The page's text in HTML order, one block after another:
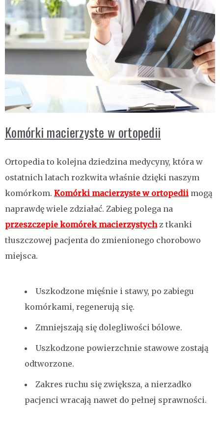
Komórki macierzyste w ortopedii
Ortopedia to kolejna dziedzina medycyny, która w
ostatnich latach rozkwita właśnie dzięki naszym
komórkom. Komórki macierzyste w ortopedii mogą
naprawdę wiele zdziałać. Zabieg polega na
przeszczepie komórek macierzystychz tkanki
tłuszczowej pacjenta do zmienionego chorobowo
miejsca.
Uszkodzone mięśnie i stawy, po zabiegu
komórkami, regenerują się.
Zmniejszają się dolegliwości bólowe.
Uszkodzone powierzchnie stawowe zostają
odtworzone.
Zakres ruchu się zwiększa, a nierzadko
pacjenci wracają nawet do pełnej sprawności.